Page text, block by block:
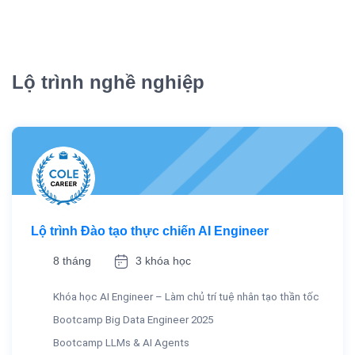
Lộ trình nghề nghiệp
Lộ trình Đào tạo thực chiến AI Engineer
8 tháng 3 khóa học
Khóa học AI Engineer – Làm chủ trí tuệ nhân tạo thần tốc
Bootcamp Big Data Engineer 2025
Bootcamp LLMs & AI Agents